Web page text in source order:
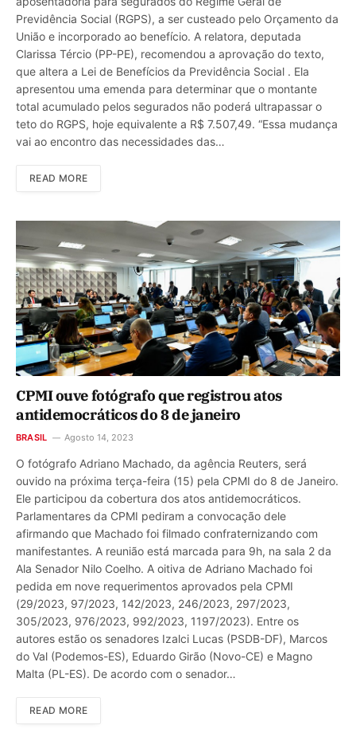
Previdência Social (RGPS), a ser custeado pelo Orçamento da
União e incorporado ao benefício. A relatora, deputada
Clarissa Tércio (PP-PE), recomendou a aprovação do texto,
que altera a Lei de Benefícios da Previdência Social . Ela
apresentou uma emenda para determinar que o montante
total acumulado pelos segurados não poderá ultrapassar o
teto do RGPS, hoje equivalente a R$ 7.507,49. “Essa mudança
vai ao encontro das necessidades das…
READ MORE
CPMI ouve fotógrafo que registrou atos
antidemocráticos do 8 de janeiro
BRASIL Agosto 14, 2023
O fotógrafo Adriano Machado, da agência Reuters, será
ouvido na próxima terça-feira (15) pela CPMI do 8 de Janeiro.
Ele participou da cobertura dos atos antidemocráticos.
Parlamentares da CPMI pediram a convocação dele
afirmando que Machado foi filmado confraternizando com
manifestantes. A reunião está marcada para 9h, na sala 2 da
Ala Senador Nilo Coelho. A oitiva de Adriano Machado foi
pedida em nove requerimentos aprovados pela CPMI
(29/2023, 97/2023, 142/2023, 246/2023, 297/2023,
305/2023, 976/2023, 992/2023, 1197/2023). Entre os
autores estão os senadores Izalci Lucas (PSDB-DF), Marcos
do Val (Podemos-ES), Eduardo Girão (Novo-CE) e Magno
Malta (PL-ES). De acordo com o senador…
READ MORE